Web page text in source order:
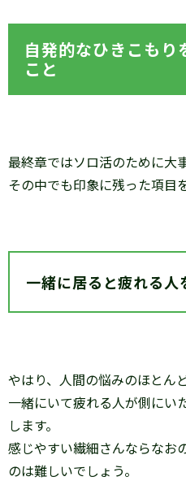
自発的なひきこもり
こと
最終章ではソロ活のために大
その中でも印象に残った項目
一緒に居ると疲れる人
やはり、人間の悩みのほとん
一緒にいて疲れる人が側にい
します。
感じやすい繊細さんならなお
のは難しいでしょう。